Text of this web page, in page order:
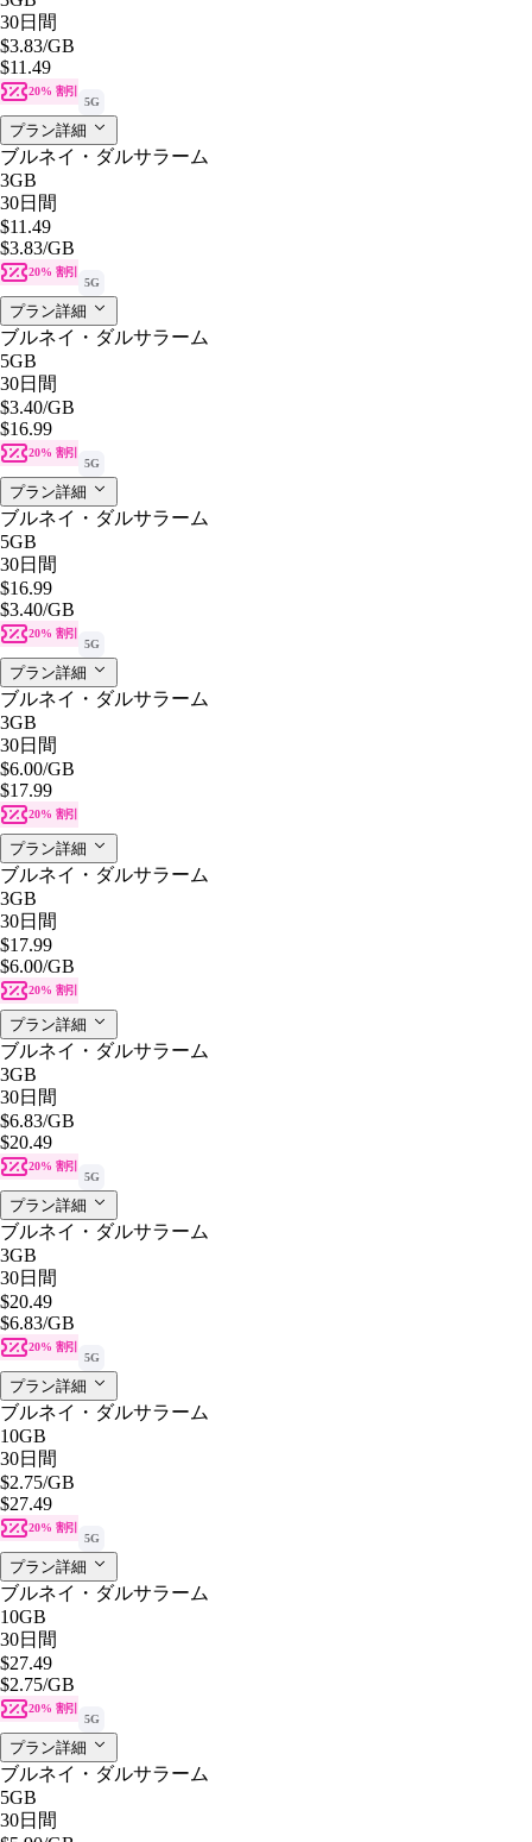
30日間
$3.83/GB
$11.49
20% 割引
5G
プラン詳細
ブルネイ・ダルサラーム
3GB
30日間
$11.49
$3.83/GB
20% 割引
5G
プラン詳細
ブルネイ・ダルサラーム
5GB
30日間
$3.40/GB
$16.99
20% 割引
5G
プラン詳細
ブルネイ・ダルサラーム
5GB
30日間
$16.99
$3.40/GB
20% 割引
5G
プラン詳細
ブルネイ・ダルサラーム
3GB
30日間
$6.00/GB
$17.99
20% 割引
プラン詳細
ブルネイ・ダルサラーム
3GB
30日間
$17.99
$6.00/GB
20% 割引
プラン詳細
ブルネイ・ダルサラーム
3GB
30日間
$6.83/GB
$20.49
20% 割引
5G
プラン詳細
ブルネイ・ダルサラーム
3GB
30日間
$20.49
$6.83/GB
20% 割引
5G
プラン詳細
ブルネイ・ダルサラーム
10GB
30日間
$2.75/GB
$27.49
20% 割引
5G
プラン詳細
ブルネイ・ダルサラーム
10GB
30日間
$27.49
$2.75/GB
20% 割引
5G
プラン詳細
ブルネイ・ダルサラーム
5GB
30日間